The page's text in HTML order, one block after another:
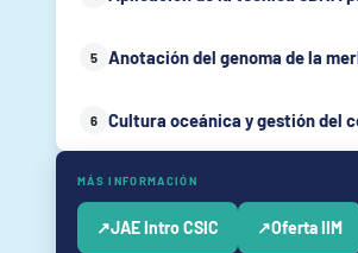
5 Anotación del genoma de la
6 Cultura oceánica y gestión del
MÁS INFORMACIÓN
↗JAE Intro CSIC ↗Oferta IIM